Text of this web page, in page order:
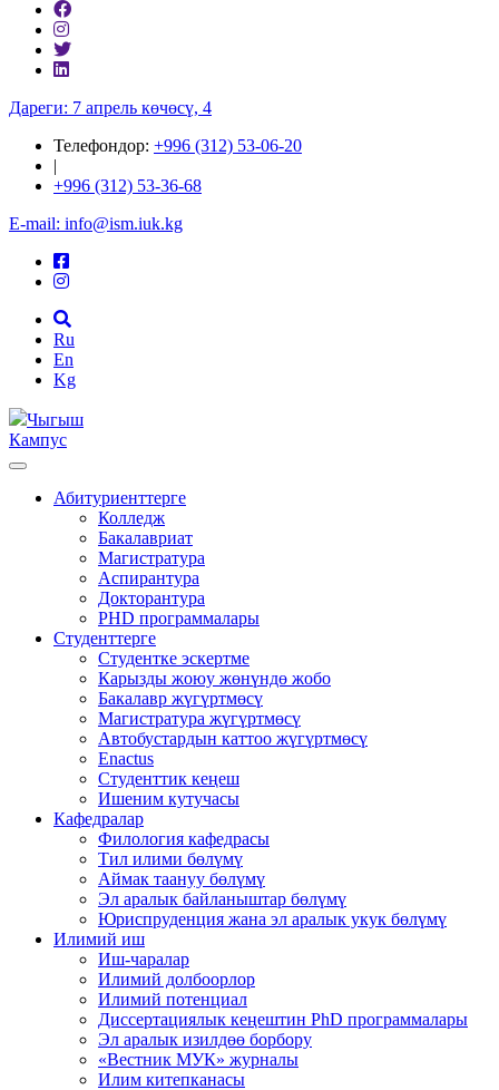
Дареги: 7 апрель көчөсү, 4
Телефондор: +996 (312) 53-06-20
|
+996 (312) 53-36-68
E-mail: info@ism.iuk.kg
Ru
En
Kg
Чыгыш
Кампус
Абитуриенттерге
Колледж
Бакалавриат
Магистратура
Аспирантура
Докторантура
PHD программалары
Студенттерге
Студентке эскертме
Карызды жоюу жөнүндө жобо
Бакалавр жүгүртмөсү
Магистратура жүгүртмөсү
Автобустардын каттоо жүгүртмөсү
Enactus
Студенттик кеңеш
Ишеним кутучасы
Кафедралар
Филология кафедрасы
Тил илими бөлүмү
Аймак таануу бөлүмү
Эл аралык байланыштар бөлүмү
Юриспруденция жана эл аралык укук бөлүмү
Илимий иш
Иш-чаралар
Илимий долбоорлор
Илимий потенциал
Диссертациялык кеңештин PhD программалары
Эл аралык изилдөө борбору
«Вестник МУК» журналы
Илим китепканасы